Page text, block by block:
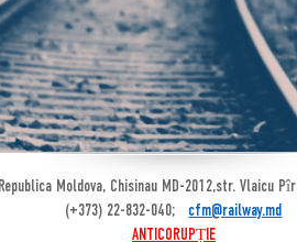
Republica Moldova, Chisinau MD-2012,str. Vlaicu
(+373) 22-832-040; cfm@railway.md
ANTICORUPȚIE